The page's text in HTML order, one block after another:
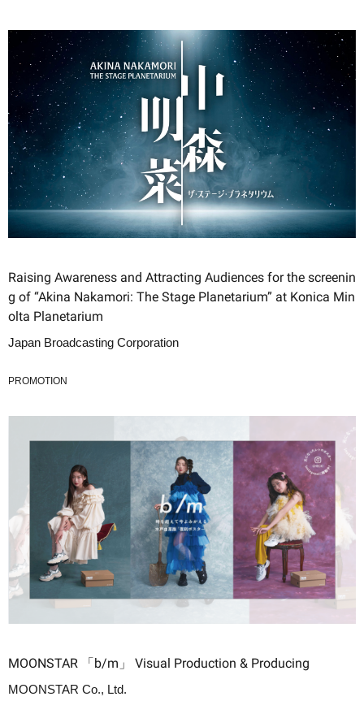
Raising Awareness and Attracting Audiences for the screenin
g of “Akina Nakamori: The Stage Planetarium” at Konica Min
olta Planetarium
Japan Broadcasting Corporation
PROMOTION
MOONSTAR 「b/m」 Visual Production & Producing
MOONSTAR Co., Ltd.